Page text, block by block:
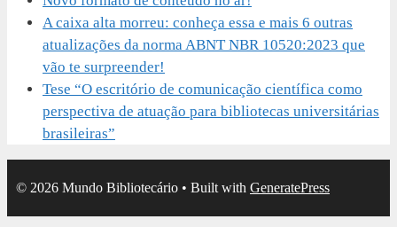
A caixa alta morreu: conheça essa e mais 6 outras
atualizações da norma ABNT NBR 10520:2023 que
vão te surpreender!
Tese “O escritório de comunicação científica como
perspectiva de atuação para bibliotecas universitárias
brasileiras”
© 2026 Mundo Bibliotecário • Built with GeneratePress